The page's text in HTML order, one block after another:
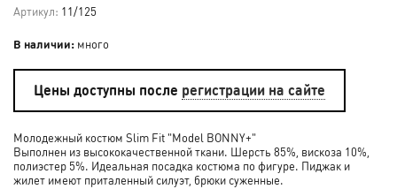
Артикул: 11/125
В наличии: много
Цены доступны после регистрации на сайте
Молодежный костюм Slim Fit "Model BONNY+"
Выполнен из высококачественной ткани. Шерсть 85%, вискоза 10%,
полиэстер 5%. Идеальная посадка костюма по фигуре. Пиджак и
жилет имеют приталенный силуэт, брюки суженные.